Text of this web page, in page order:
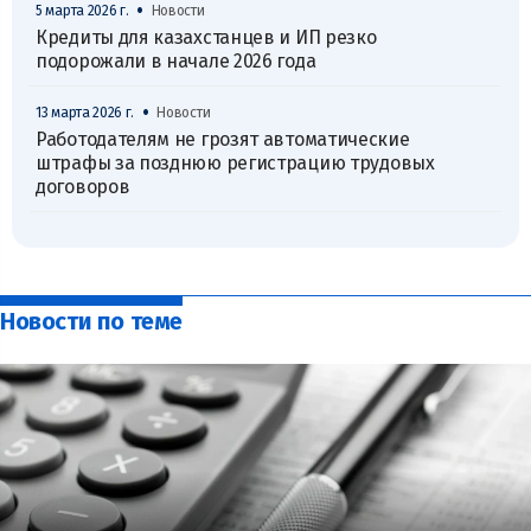
5 марта 2026 г. • Новости
Кредиты для казахстанцев и ИП резко
подорожали в начале 2026 года
13 марта 2026 г. • Новости
Работодателям не грозят автоматические
штрафы за позднюю регистрацию трудовых
договоров
Новости по теме